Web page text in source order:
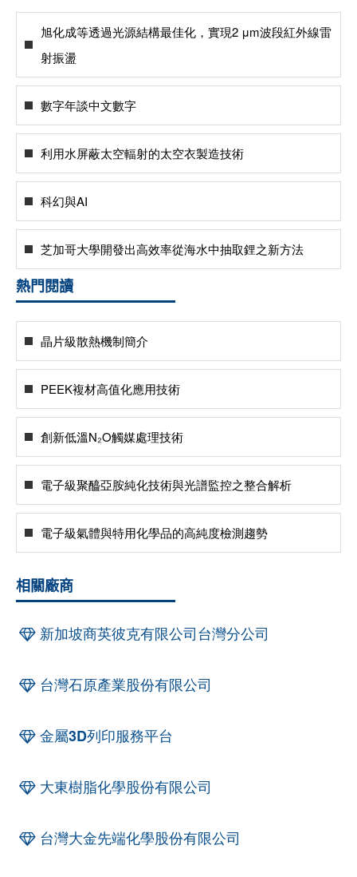
旭化成等透過光源結構最佳化，實現2 μm波段紅外線雷
射振盪
數字年談中文數字
利用水屏蔽太空輻射的太空衣製造技術
科幻與AI
芝加哥大學開發出高效率從海水中抽取鋰之新方法
熱門閱讀
晶片級散熱機制簡介
PEEK複材高值化應用技術
創新低溫N₂O觸媒處理技術
電子級聚醯亞胺純化技術與光譜監控之整合解析
電子級氣體與特用化學品的高純度檢測趨勢
相關廠商
新加坡商英彼克有限公司台灣分公司
台灣石原產業股份有限公司
金屬3D列印服務平台
大東樹脂化學股份有限公司
台灣大金先端化學股份有限公司